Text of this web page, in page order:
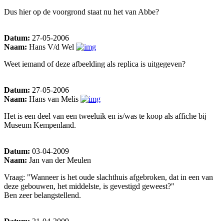
Dus hier op de voorgrond staat nu het van Abbe?
Datum: 27-05-2006
Naam: Hans V/d Wel
Weet iemand of deze afbeelding als replica is uitgegeven?
Datum: 27-05-2006
Naam: Hans van Melis
Het is een deel van een tweeluik en is/was te koop als affiche bij
Museum Kempenland.
Datum: 03-04-2009
Naam: Jan van der Meulen
Vraag: "Wanneer is het oude slachthuis afgebroken, dat in een van
deze gebouwen, het middelste, is gevestigd geweest?"
Ben zeer belangstellend.